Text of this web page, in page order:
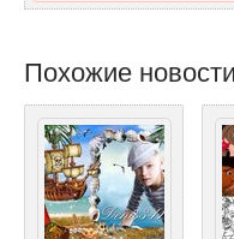
Похожие новости